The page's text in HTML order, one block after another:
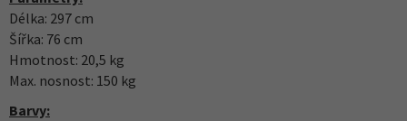
Délka: 297 cm
Šířka: 76 cm
Hmotnost: 20,5 kg
Max. nosnost: 150 kg
Barvy: